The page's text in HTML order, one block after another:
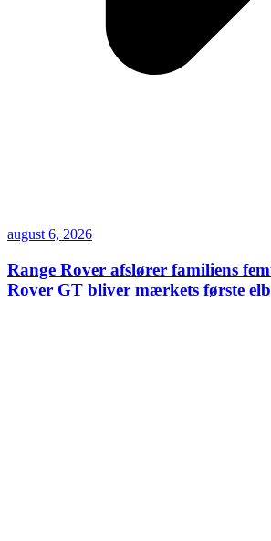
august 6, 2026
Range Rover afslører familiens
Rover GT bliver mærkets første